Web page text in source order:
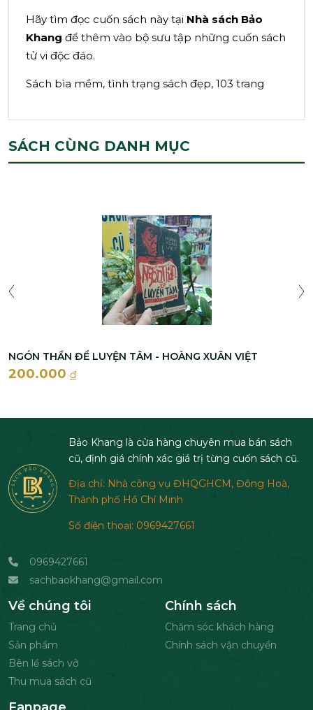
Hãy tìm đọc cuốn sách này tại Nhà sách Bảo
Khang để thêm vào bộ sưu tập những cuốn sách
tử vi độc đáo.
Sách bìa mềm, tình trạng sách đẹp, 103 trang
SÁCH CÙNG DANH MỤC
NGÓN THẦN ĐỂ LUYỆN TÂM - HOÀNG XUÂN VIỆT
200.000 đ
Bảo Khang là cửa hàng chuyên mua bán sách
cũ, định giá chính xác giá trị từng cuốn sách cũ.
Địa chỉ: Nhà công vụ ĐHQGHCM, Đông Hoà,
Thành phố Hồ Chí Minh
Số điện thoại: 0969427661
0969427661
sachbaokhang@gmail.com
Về chúng tôi
Trang chủ
Sản phẩm
Bên lề sách vở
Thu mua sách cũ
Chính sách
Chăm sóc khách hàng
Chính sách vận chuyển